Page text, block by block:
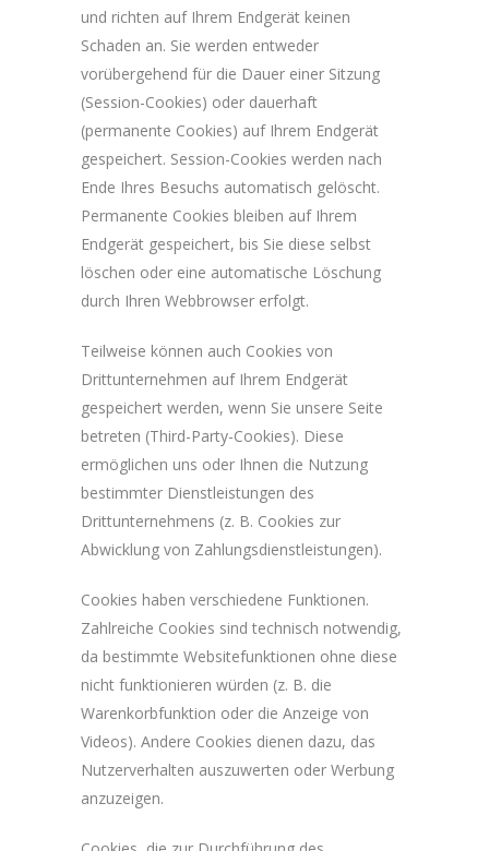
und richten auf Ihrem Endgerät keinen
Schaden an. Sie werden entweder
vorübergehend für die Dauer einer Sitzung
(Session-Cookies) oder dauerhaft
(permanente Cookies) auf Ihrem Endgerät
gespeichert. Session-Cookies werden nach
Ende Ihres Besuchs automatisch gelöscht.
Permanente Cookies bleiben auf Ihrem
Endgerät gespeichert, bis Sie diese selbst
löschen oder eine automatische Löschung
durch Ihren Webbrowser erfolgt.
Teilweise können auch Cookies von
Drittunternehmen auf Ihrem Endgerät
gespeichert werden, wenn Sie unsere Seite
betreten (Third-Party-Cookies). Diese
ermöglichen uns oder Ihnen die Nutzung
bestimmter Dienstleistungen des
Drittunternehmens (z. B. Cookies zur
Abwicklung von Zahlungsdienstleistungen).
Cookies haben verschiedene Funktionen.
Zahlreiche Cookies sind technisch notwendig,
da bestimmte Websitefunktionen ohne diese
nicht funktionieren würden (z. B. die
Warenkorbfunktion oder die Anzeige von
Videos). Andere Cookies dienen dazu, das
Nutzerverhalten auszuwerten oder Werbung
anzuzeigen.